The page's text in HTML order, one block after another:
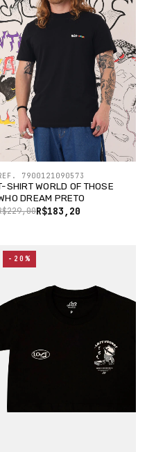
SHIRT WORLD OF THOSE
DREAM PRETO
R$183,20
7900121090573
-20%